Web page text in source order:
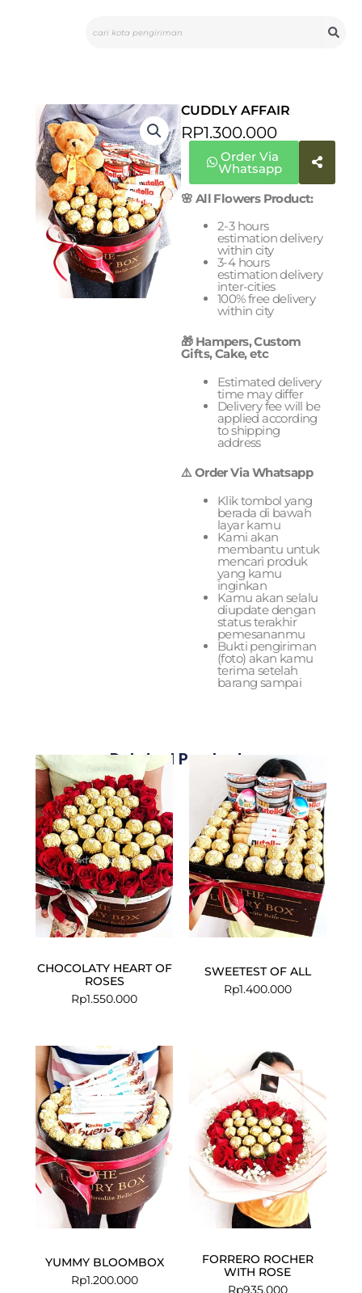
CUDDLY AFFAIR
RP1.300.000
Order Via
Whatsapp
🌸 All Flowers Product:
2-3 hours
estimation delivery
within city
3-4 hours
estimation delivery
inter-cities
100% free delivery
within city
🎁 Hampers, Custom
Gifts, Cake, etc
Estimated delivery
time may differ
Delivery fee will be
applied according
to shipping
address
⚠️ Order Via Whatsapp
Klik tombol yang
berada di bawah
layar kamu
Kami akan
membantu untuk
mencari produk
yang kamu
inginkan
Kamu akan selalu
diupdate dengan
status terakhir
pemesananmu
Bukti pengiriman
(foto) akan kamu
terima setelah
barang sampai
Related Products
CHOCOLATY HEART OF
ROSES
Rp1.550.000
SWEETEST OF ALL
Rp1.400.000
YUMMY BLOOMBOX
Rp1.200.000
FORRERO ROCHER
WITH ROSE
Rp935.000